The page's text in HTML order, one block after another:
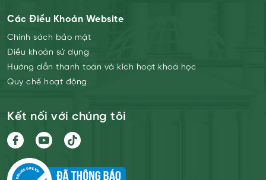
Các Điều Khoản Website
Chính sách bảo mật
Điều khoản sử dụng
Hướng dẫn thanh toán và kích hoạt khoá học
Quy chế hoạt động
Kết nối với chúng tôi